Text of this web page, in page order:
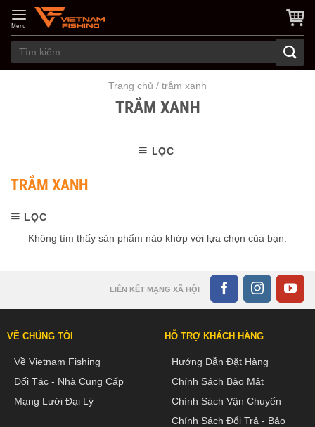
content
Menu
Tìm
kiếm:
Trang chủ / trắm xanh
TRẮM XANH
LỌC
TRẮM XANH
LỌC
Không tìm thấy sản phẩm nào khớp với lựa chọn của bạn.
LIÊN KẾT MẠNG XÃ HỘI
VỀ CHÚNG TÔI
Về Vietnam Fishing
Đối Tác - Nhà Cung Cấp
Mạng Lưới Đại Lý
HỖ TRỢ KHÁCH HÀNG
Hướng Dẫn Đặt Hàng
Chính Sách Bảo Mật
Chính Sách Vận Chuyển
Chính Sách Đổi Trả - Bảo